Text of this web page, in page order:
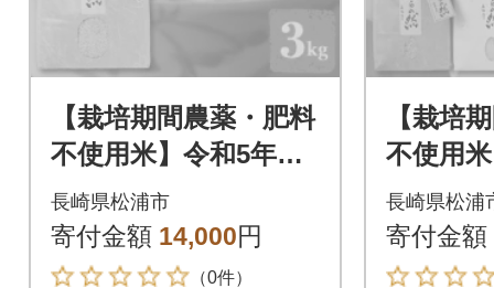
【栽培期間農薬・肥料
不使用米】令和5年
まつらの然 掛け干し
天日乾燥米 産玄米3
kg
長崎県松浦市
寄付金額 14,000円
（0件）
【栽培
不使用
掛け干
玄米&7
長崎県松浦
寄付金額